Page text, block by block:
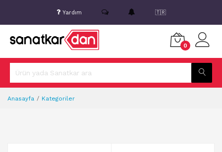
Yardım 🇹🇷
0
Anasayfa Kategoriler